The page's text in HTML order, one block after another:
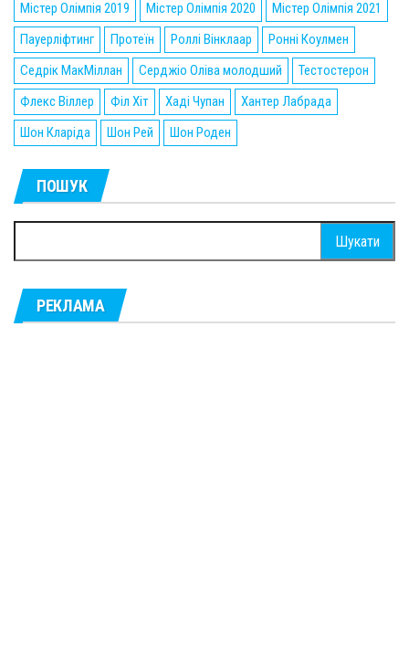
Містер Олімпія 2019
Містер Олімпія 2020
Містер Олімпія 2021
Пауерліфтинг
Протеїн Роллі Вінклаар
Ронні Коулмен
Седрік МакМіллан
Серджіо Оліва молодший
Тестостерон
Флекс Віллер
Філ Хіт Хаді Чупан
Хантер Лабрада
Шон Кларіда
Шон Рей Шон Роден
ПОШУК
РЕКЛАМА